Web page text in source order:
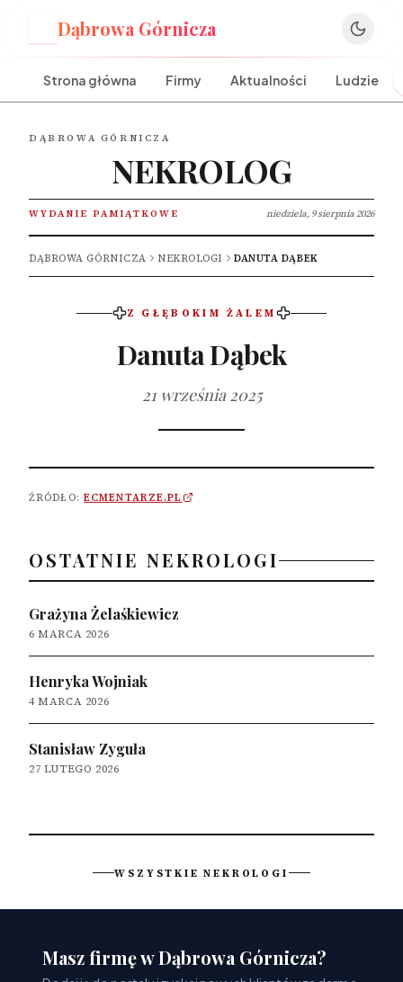
Dąbrowa Górnicza
Strona główna Firmy Aktualności Ludzie
DĄBROWA GÓRNICZA
NEKROLOG
WYDANIE PAMIĄTKOWE niedziela, 9 sierpnia 2026
DĄBROWA GÓRNICZA NEKROLOGI DANUTA DĄBEK
Z GŁĘBOKIM ŻALEM
Danuta Dąbek
21 września 2025
ŹRÓDŁO: ECMENTARZE.PL
OSTATNIE NEKROLOGI
Grażyna Żelaśkiewicz
6 MARCA 2026
Henryka Wojniak
4 MARCA 2026
Stanisław Zyguła
27 LUTEGO 2026
WSZYSTKIE NEKROLOGI
Masz firmę w Dąbrowa Górnicza?